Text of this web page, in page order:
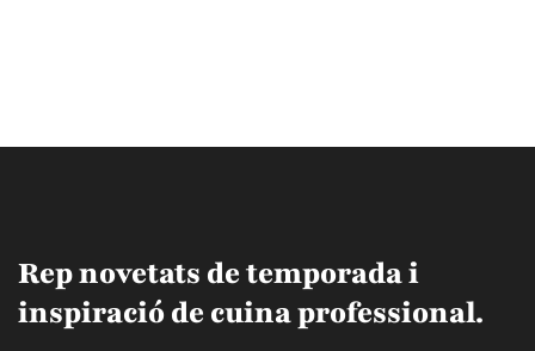
Rep novetats de temporada i
inspiració de cuina professional.